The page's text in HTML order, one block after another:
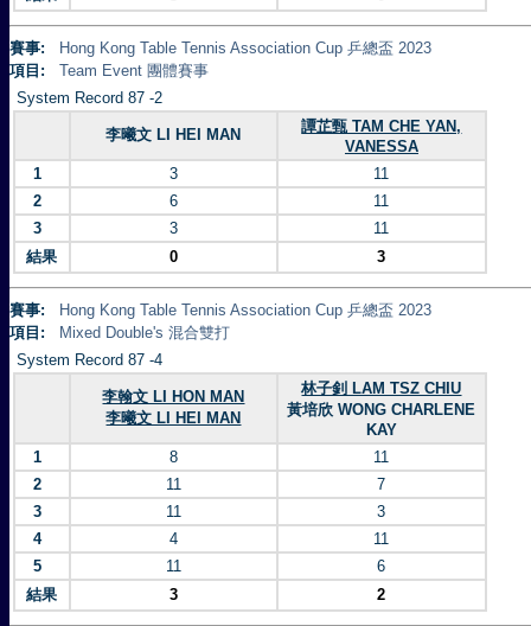
賽事:
Hong Kong Table Tennis Association Cup 乒總盃 2023
項目:
Team Event 團體賽事
System Record 87 -2
李曦文 LI HEI MAN
譚芷甄 TAM CHE YAN,
VANESSA
1
3
11
2
6
11
3
3
11
結果
0 3
賽事:
Hong Kong Table Tennis Association Cup 乒總盃 2023
項目:
Mixed Double's 混合雙打
System Record 87 -4
李翰文 LI HON MAN
李曦文 LI HEI MAN
林子釗 LAM TSZ CHIU
黃培欣 WONG CHARLENE
KAY
1
8
11
2
11
7
3
11
3
4
4
11
5
11
6
結果
3 2